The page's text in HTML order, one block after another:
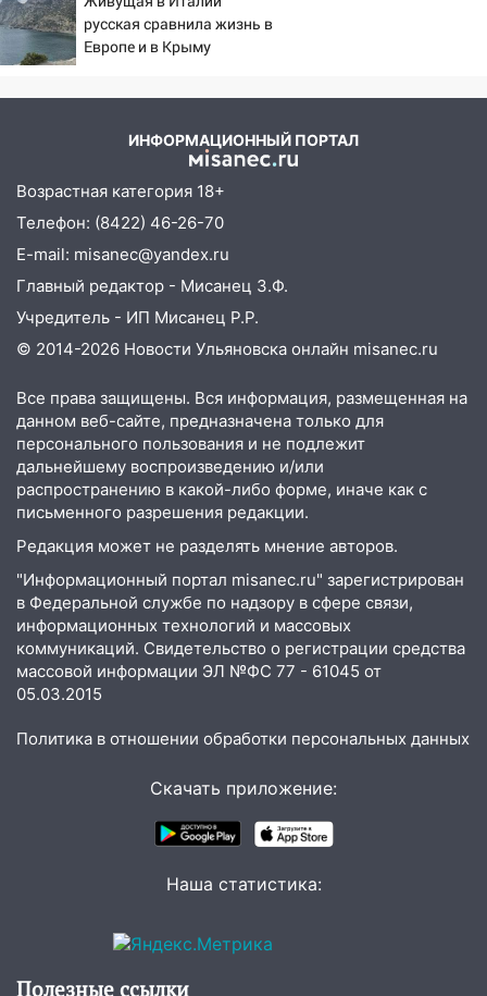
первого массированного
удара
русская сравнила жизнь в
Европе и в Крыму
ИНФОРМАЦИОННЫЙ ПОРТАЛ
Возрастная категория 18+
Телефон: (8422) 46-26-70
E-mail: misanec@yandex.ru
Главный редактор - Мисанец З.Ф.
Учредитель - ИП Мисанец Р.Р.
© 2014-2026 Новости Ульяновска онлайн misanec.ru
Все права защищены. Вся информация, размещенная на
данном веб-сайте, предназначена только для
персонального пользования и не подлежит
дальнейшему воспроизведению и/или
распространению в какой-либо форме, иначе как с
письменного разрешения редакции.
Редакция может не разделять мнение авторов.
"Информационный портал misanec.ru" зарегистрирован
в Федеральной службе по надзору в сфере связи,
информационных технологий и массовых
коммуникаций. Свидетельство о регистрации средства
массовой информации ЭЛ №ФС 77 - 61045 от
05.03.2015
Политика в отношении обработки персональных данных
Скачать приложение:
Наша статистика:
Полезные ссылки